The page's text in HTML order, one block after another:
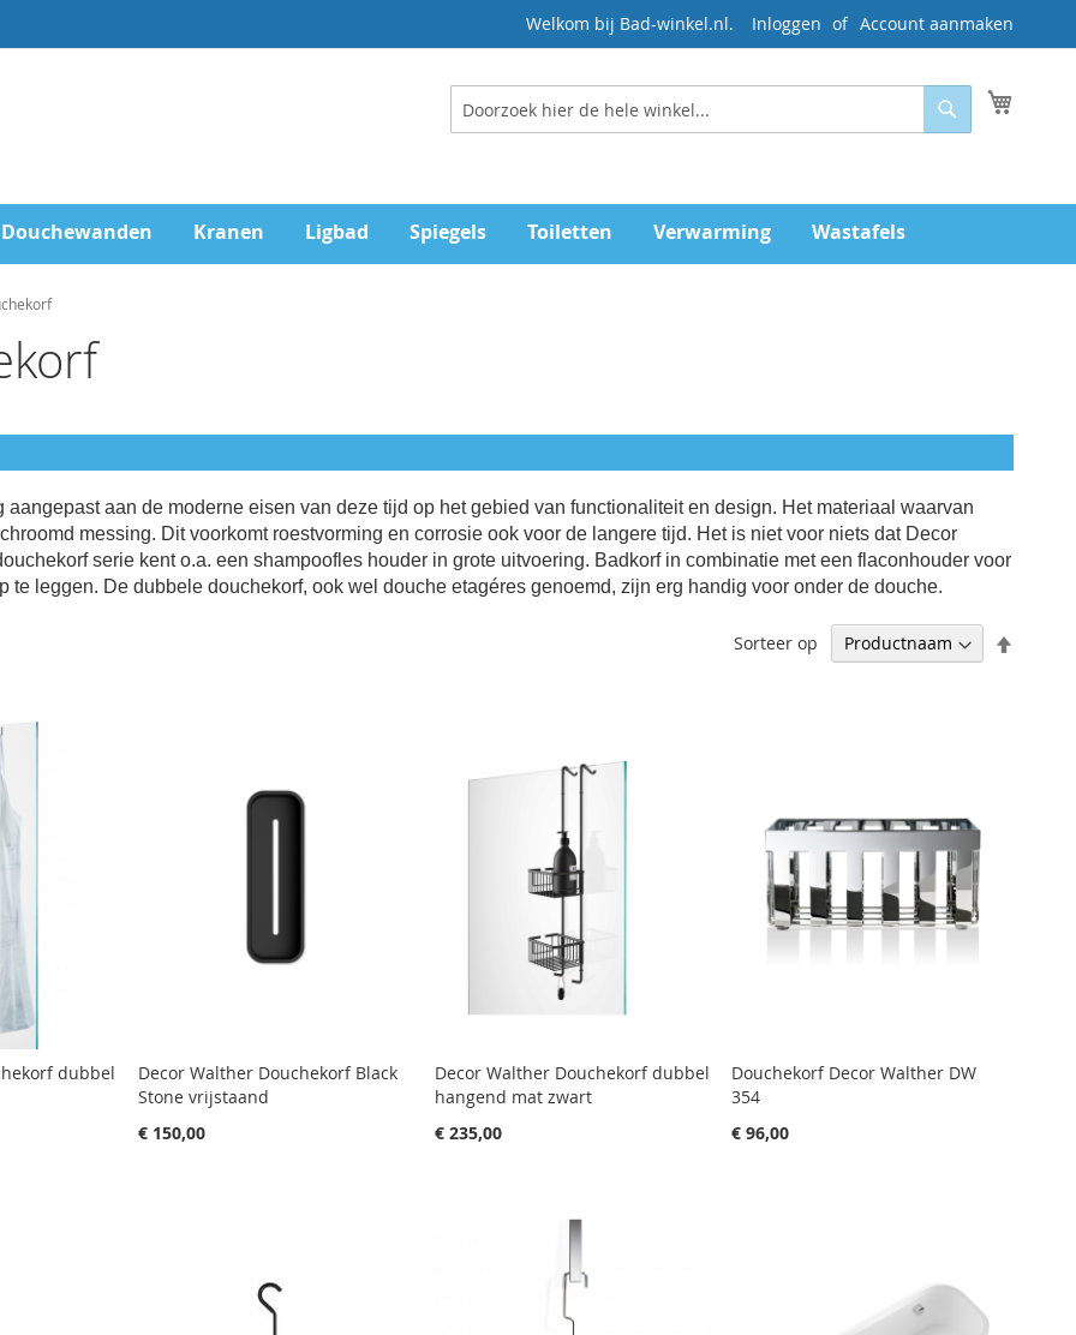
Welkom bij Bad-winkel.nl. Inloggen Account aanmaken
Zoeken
Zoeken
Douchewanden Kranen Ligbad Spiegels Toiletten Verwarming Wastafels
aan de moderne eisen van deze tijd op het gebied van functionaliteit en design. Het materiaal waarvan
messing. Dit voorkomt roestvorming en corrosie ook voor de langere tijd. Het is niet voor niets dat Decor
serie kent o.a. een shampoofles houder in grote uitvoering. Badkorf in combinatie met een flaconhouder voor
leggen. De dubbele douchekorf, ook wel douche etagéres genoemd, zijn erg handig voor onder de douche.
Sorteer op
dubbel
Decor Walther Douchekorf Black
Stone vrijstaand
€ 150,00
Decor Walther Douchekorf dubbel
hangend mat zwart
€ 235,00
Douchekorf Decor Walther DW
354
€ 96,00